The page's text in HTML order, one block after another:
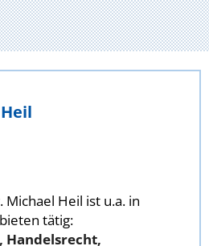
Heil ist u.a. in
tätig:
Handelsrecht,